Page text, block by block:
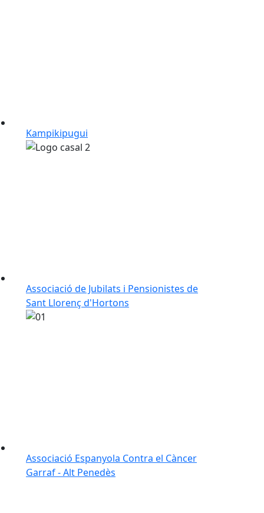
Kampikipugui
Associació de Jubilats i Pensionistes de
Sant Llorenç d'Hortons
Associació Espanyola Contra el Càncer
Garraf - Alt Penedès